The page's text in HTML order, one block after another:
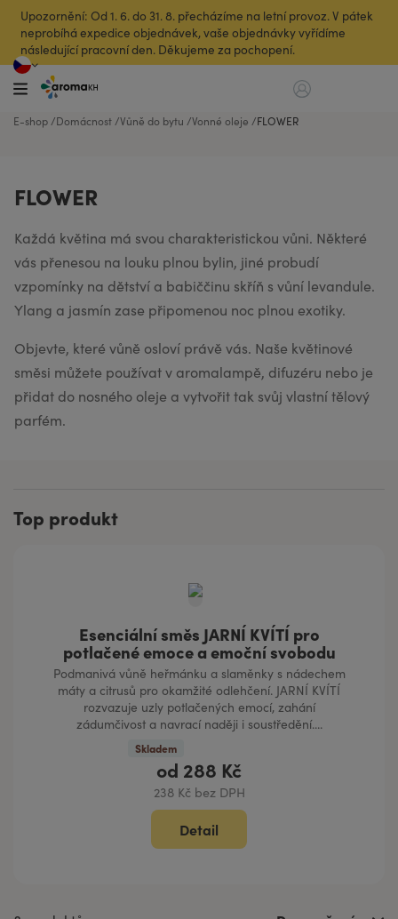
Upozornění: Od 1. 6. do 31. 8. přecházíme na letní provoz. V pátek
neprobíhá expedice objednávek, vaše objednávky vyřídíme
následující pracovní den. Děkujeme za pochopení.
E-shop Domácnost Vůně do bytu Vonné oleje FLOWER
FLOWER
Každá květina má svou charakteristickou vůni. Některé
vás přenesou na louku plnou bylin, jiné probudí
vzpomínky na dětství a babiččinu skříň s vůní levandule.
Ylang a jasmín zase připomenou noc plnou exotiky.
Objevte, které vůně osloví právě vás. Naše květinové
směsi můžete používat v aromalampě, difuzéru nebo je
přidat do nosného oleje a vytvořit tak svůj vlastní tělový
parfém.
Top produkt
Esenciální směs JARNÍ KVÍTÍ pro
potlačené emoce a emoční svobodu
Podmanivá vůně heřmánku a slaměnky s nádechem
máty a citrusů pro okamžité odlehčení. JARNÍ KVÍTÍ
rozvazuje uzly potlačených emocí, zahání
zádumčivost a navrací naději i soustředění....
Skladem
od 288 Kč
238 Kč bez DPH
Detail